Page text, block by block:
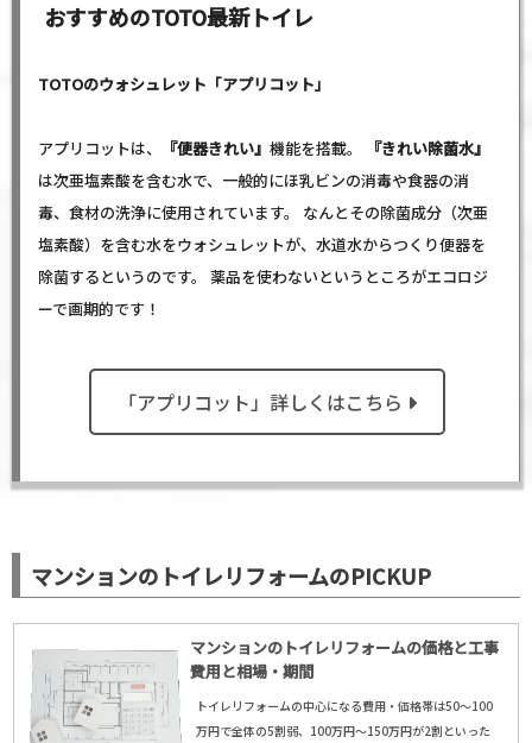
トイレリフォームで、便利で快適な暮らし
おすすめのTOTO最新トイレ
TOTOのウォシュレット「アプリコット」
アプリコットは、 『便器きれい』 機能を搭載。
『きれい除菌水』
は次亜塩素酸を含む水で、一般的にほ乳ビンの消毒や食器の消
毒、食材の洗浄に使用されています。 なんとその除菌成分（次亜
塩素酸）を含む水をウォシュレットが、水道水からつくり便器を
除菌するというのです。 薬品を使わないというところがエコロジ
ーで画期的です！
「アプリコット」詳しくはこちら
マンションのトイレリフォームのPICKUP
マンションのトイレリフォームの価格と工事
費用と相場・期間
トイレリフォームの中心になる費用・価格帯は50〜100
万円で全体の5割弱、100万円～150万円が2割といった